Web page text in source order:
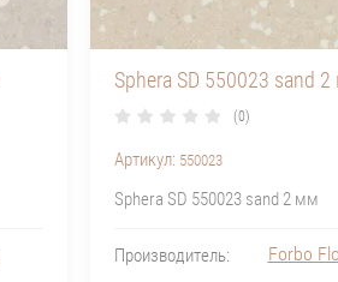
Sphera SD 550023 sand
(0)
Артикул: 550023
Sphera SD 550023 sand 2 мм
Производитель: Forbo